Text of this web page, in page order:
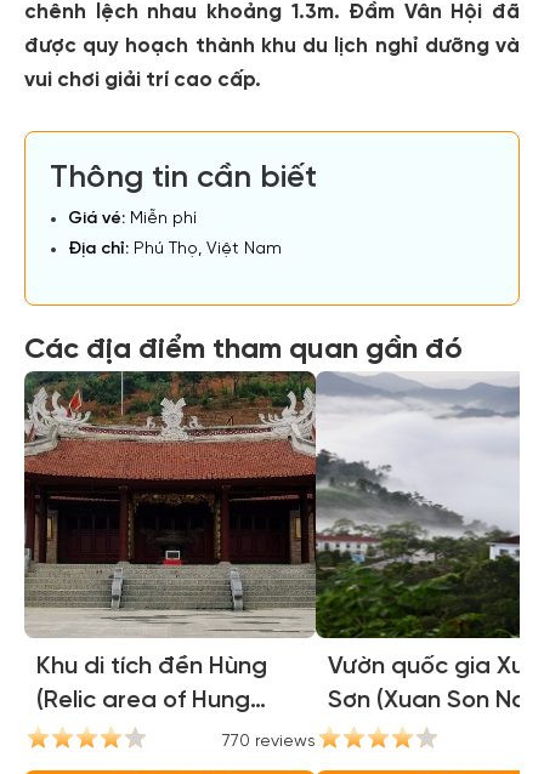
chênh lệch nhau khoảng 1.3m. Đầm Vân Hội đã
được quy hoạch thành khu du lịch nghỉ dưỡng và
vui chơi giải trí cao cấp.
Thông tin cần biết
Giá vé: Miễn phí
Địa chỉ: Phú Thọ, Việt Nam
Các địa điểm tham quan gần đó
Khu di tích đền Hùng
(Relic area of Hung
Emperor)
770 reviews
Vườn quốc gia
Sơn (Xuan Son
Park)